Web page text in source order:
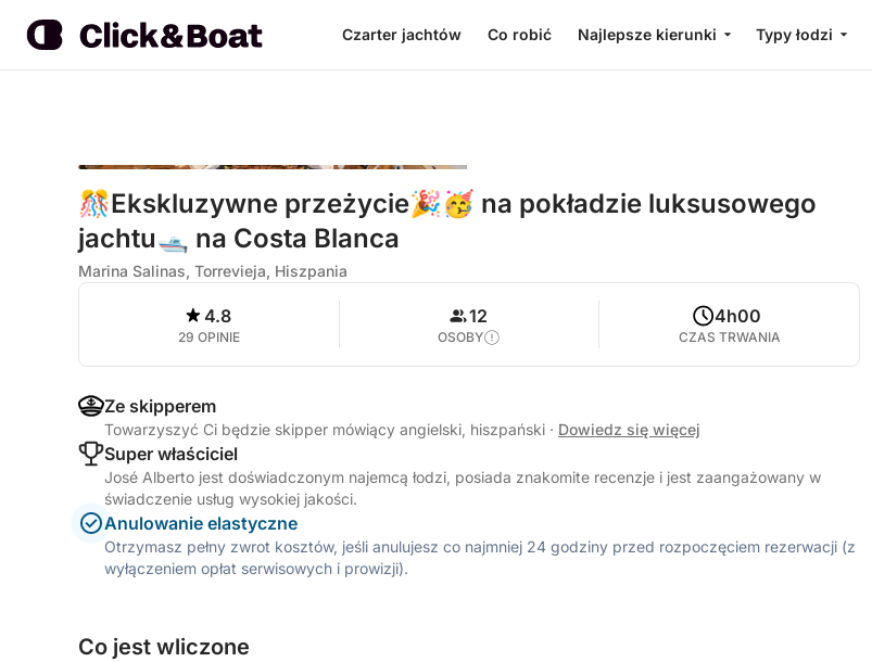
Czarter jachtów Co robić Najlepsze kierunki Typy łodzi
🎊Ekskluzywne przeżycie🎉🥳 na pokładzie luksusowego
jachtu🛥️ na Costa Blanca
Marina Salinas, Torrevieja, Hiszpania
4.8
29 OPINIE
12
OSOBY
4h00
CZAS TRWANIA
Ze skipperem
Towarzyszyć Ci będzie skipper mówiący angielski, hiszpański · Dowiedz się więcej
Super właściciel
José Alberto jest doświadczonym najemcą łodzi, posiada znakomite recenzje i jest zaangażowany w
świadczenie usług wysokiej jakości.
Anulowanie elastyczne
Otrzymasz pełny zwrot kosztów, jeśli anulujesz co najmniej 24 godziny przed rozpoczęciem rezerwacji (z
wyłączeniem opłat serwisowych i prowizji).
Co jest wliczone